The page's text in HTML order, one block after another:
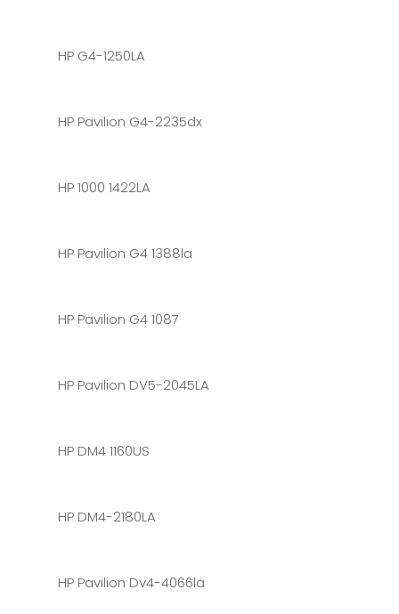
HP G4-1250LA
HP Pavilion G4-2235dx
HP 1000 1422LA
HP Pavilion G4 1388la
HP Pavilion G4 1087
HP Pavilion DV5-2045LA
HP DM4 1160US
HP DM4-2180LA
HP Pavilion Dv4-4066la